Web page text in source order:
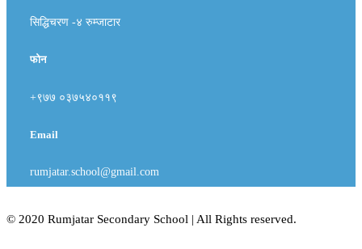
सिद्धिचरण -४ रुम्जाटार
फोन
+९७७ ०३७५४०११९
Email
rumjatar.school@gmail.com
© 2020 Rumjatar Secondary School | All Rights reserved.